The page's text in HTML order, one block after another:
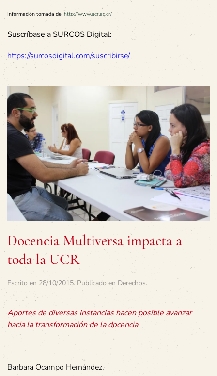
Información tomada de: http://www.ucr.ac.cr/
Suscríbase a SURCOS Digital:
https://surcosdigital.com/suscribirse/
Docencia Multiversa impacta a
toda la UCR
Escrito en 28/10/2015. Publicado en Derechos.
Aportes de diversas instancias hacen posible avanzar
hacia la transformación de la docencia
Barbara Ocampo Hernández,